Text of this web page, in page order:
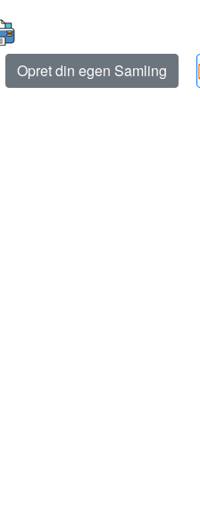
Opret din egen Samling